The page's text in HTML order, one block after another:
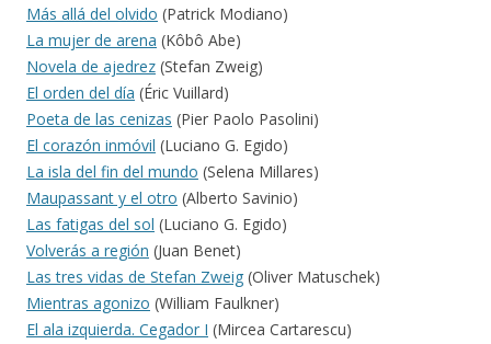
Más allá del olvido (Patrick Modiano)
La mujer de arena (Kôbô Abe)
Novela de ajedrez (Stefan Zweig)
El orden del día (Éric Vuillard)
Poeta de las cenizas (Pier Paolo Pasolini)
El corazón inmóvil (Luciano G. Egido)
La isla del fin del mundo (Selena Millares)
Maupassant y el otro (Alberto Savinio)
Las fatigas del sol (Luciano G. Egido)
Volverás a región (Juan Benet)
Las tres vidas de Stefan Zweig (Oliver Matuschek)
Mientras agonizo (William Faulkner)
El ala izquierda. Cegador I (Mircea Cartarescu)